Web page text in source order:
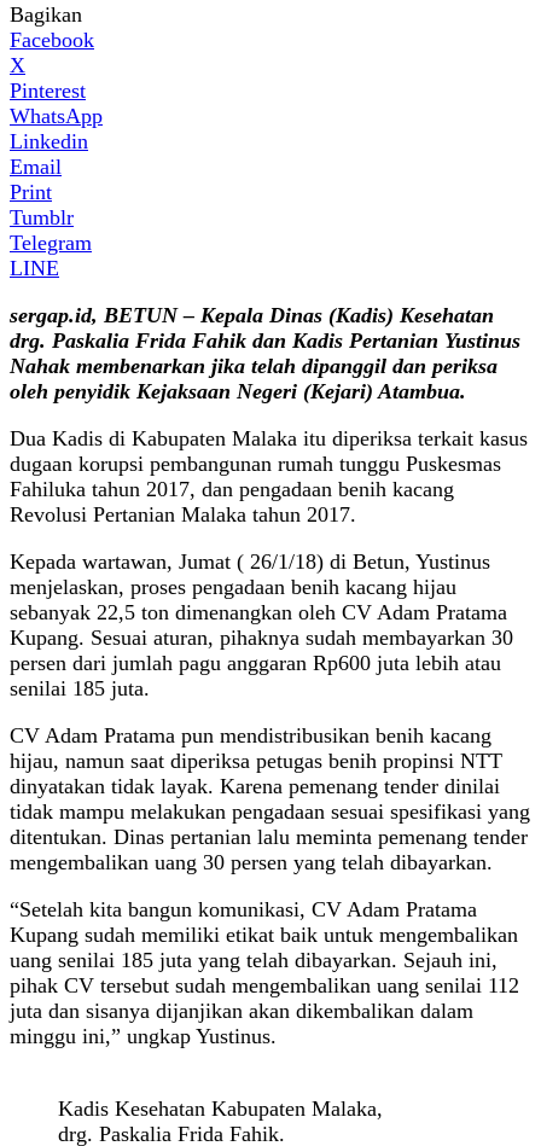
Bagikan
Facebook
X
Pinterest
WhatsApp
Linkedin
Email
Print
Tumblr
Telegram
LINE
sergap.id, BETUN – Kepala Dinas (Kadis) Kesehatan
drg. Paskalia Frida Fahik dan Kadis Pertanian Yustinus
Nahak membenarkan jika telah dipanggil dan periksa
oleh penyidik Kejaksaan Negeri (Kejari) Atambua.
Dua Kadis di Kabupaten Malaka itu diperiksa terkait kasus
dugaan korupsi pembangunan rumah tunggu Puskesmas
Fahiluka tahun 2017, dan pengadaan benih kacang
Revolusi Pertanian Malaka tahun 2017.
Kepada wartawan, Jumat ( 26/1/18) di Betun, Yustinus
menjelaskan, proses pengadaan benih kacang hijau
sebanyak 22,5 ton dimenangkan oleh CV Adam Pratama
Kupang. Sesuai aturan, pihaknya sudah membayarkan 30
persen dari jumlah pagu anggaran Rp600 juta lebih atau
senilai 185 juta.
CV Adam Pratama pun mendistribusikan benih kacang
hijau, namun saat diperiksa petugas benih propinsi NTT
dinyatakan tidak layak. Karena pemenang tender dinilai
tidak mampu melakukan pengadaan sesuai spesifikasi yang
ditentukan. Dinas pertanian lalu meminta pemenang tender
mengembalikan uang 30 persen yang telah dibayarkan.
“Setelah kita bangun komunikasi, CV Adam Pratama
Kupang sudah memiliki etikat baik untuk mengembalikan
uang senilai 185 juta yang telah dibayarkan. Sejauh ini,
pihak CV tersebut sudah mengembalikan uang senilai 112
juta dan sisanya dijanjikan akan dikembalikan dalam
minggu ini,” ungkap Yustinus.
Kadis Kesehatan Kabupaten Malaka,
drg. Paskalia Frida Fahik.